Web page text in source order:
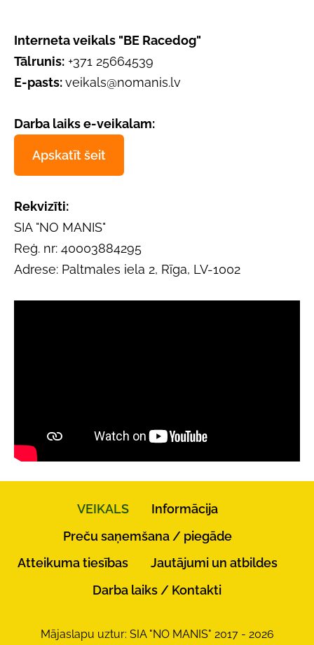
Interneta veikals "BE Racedog"
Tālrunis: +371 25664539
E-pasts:veikals@nomanis.lv
Darba laiks e-veikalam:
Apskatīt šeit
Rekvizīti:
SIA "NO MANIS"
Reģ. nr: 40003884295
Adrese: Paltmales iela 2, Rīga, LV-1002
VEIKALS
Informācija
Preču saņemšana / piegāde
Atteikuma tiesības
Jautājumi un atbildes
Darba laiks / Kontakti
Mājaslapu uztur: SIA "NO MANIS" 2017 - 2026